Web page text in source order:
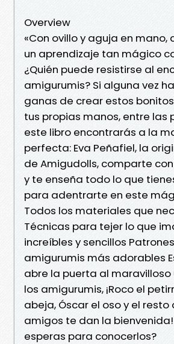
Overview
«Con ovillo y aguja en mano,
un aprendizaje tan mágico
¿Quién puede resistirse al
amigurumis? Si alguna vez
ganas de crear estos
tus propias manos, entre las
este libro encontrarás a la
perfecta: Eva Peñafiel, la
de Amigudolls, comparte
y te enseña todo lo que
para adentrarte en este
Todos los materiales que
Técnicas para tejer lo que
increíbles y sencillos
amigurumis más adorables
abre la puerta al maravilloso
los amigurumis, ¡Roco el
abeja, Óscar el oso y el resto
amigos te dan la bienvenida!
esperas para conocerlos?